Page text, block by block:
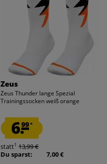
Zeus
Zeus Thunder lange Spezial
Trainingssocken weiß orange
6.99*
statt1 13,99 €
Du sparst:
7,00 €